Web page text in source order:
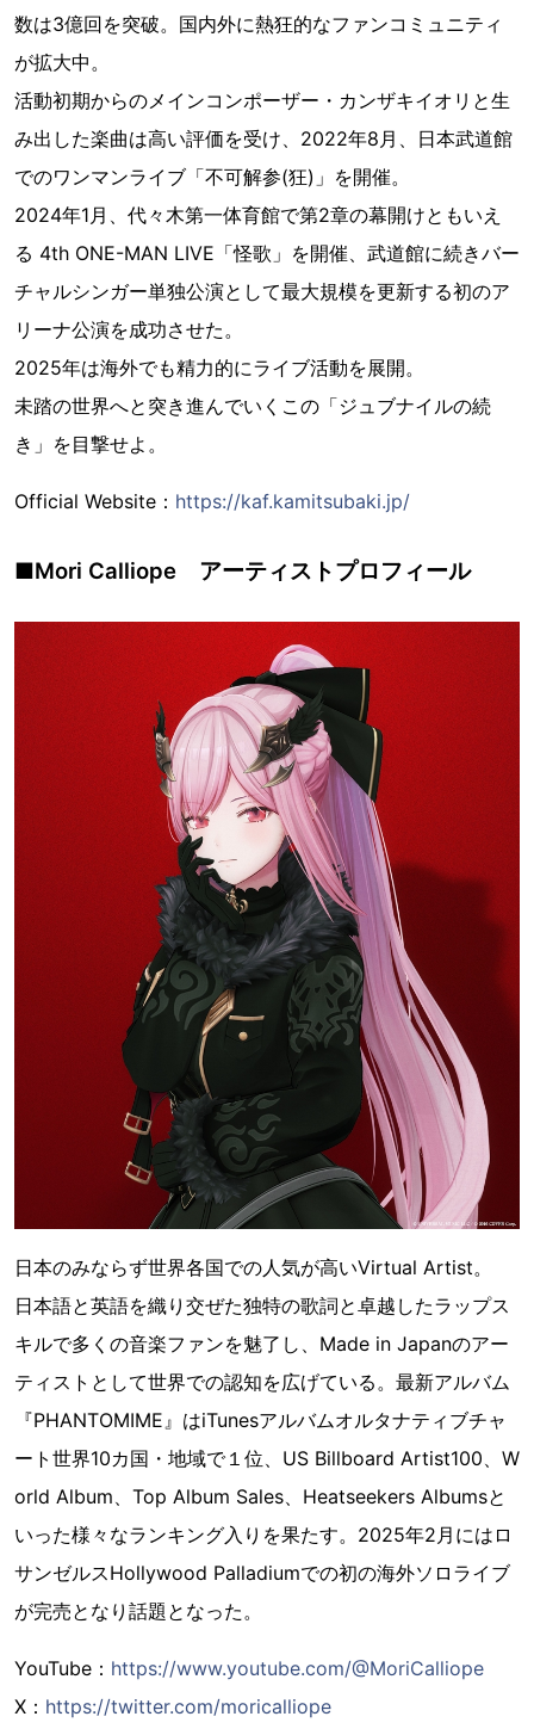
数は3億回を突破。国内外に熱狂的なファンコミュニティ
が拡大中。
活動初期からのメインコンポーザー・カンザキイオリと生
み出した楽曲は高い評価を受け、2022年8月、日本武道館
でのワンマンライブ「不可解参(狂)」を開催。
2024年1月、代々木第一体育館で第2章の幕開けともいえ
る 4th ONE-MAN LIVE「怪歌」を開催、武道館に続きバー
チャルシンガー単独公演として最大規模を更新する初のア
リーナ公演を成功させた。
2025年は海外でも精力的にライブ活動を展開。
未踏の世界へと突き進んでいくこの「ジュブナイルの続
き」を目撃せよ。
Official Website： https://kaf.kamitsubaki.jp/
■Mori Calliope アーティストプロフィール
日本のみならず世界各国での人気が高いVirtual Artist。
日本語と英語を織り交ぜた独特の歌詞と卓越したラップス
キルで多くの音楽ファンを魅了し、Made in Japanのアー
ティストとして世界での認知を広げている。最新アルバム
『PHANTOMIME』はiTunesアルバムオルタナティブチャ
ート世界10カ国・地域で１位、US Billboard Artist100、W
orld Album、Top Album Sales、Heatseekers Albumsと
いった様々なランキング入りを果たす。2025年2月にはロ
サンゼルスHollywood Palladiumでの初の海外ソロライブ
が完売となり話題となった。
YouTube： https://www.youtube.com/@MoriCalliope
X： https://twitter.com/moricalliope